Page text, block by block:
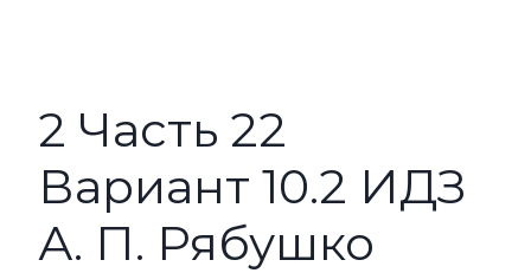
2 Часть 22
Вариант 10.2 ИДЗ
А. П. Рябушко